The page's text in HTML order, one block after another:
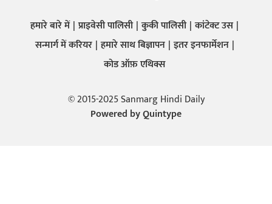
हमारे बारे में प्राइवेसी पालिसी कुकी पालिसी कांटेक्ट उस
सन्मार्ग में करियर हमारे साथ बिज्ञापन इतर इनफार्मेशन
कोड ऑफ़ एथिक्स
© 2015-2025 Sanmarg Hindi Daily
Powered byQuintype